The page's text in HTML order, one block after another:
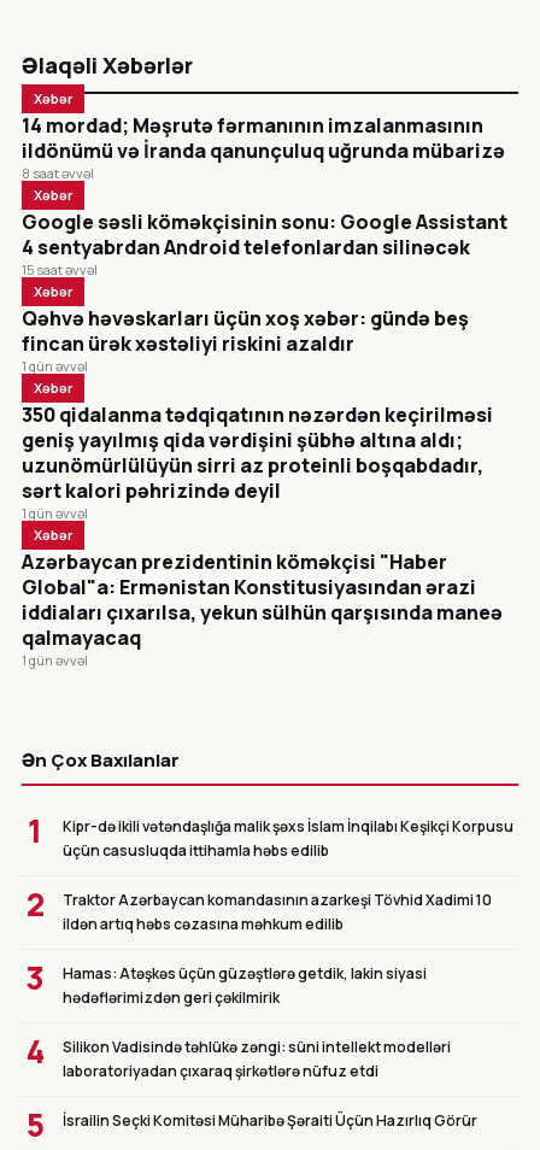
Əlaqəli Xəbərlər
Xəbər
14 mordad; Məşrutə fərmanının imzalanmasının
ildönümü və İranda qanunçuluq uğrunda mübarizə
8 saat əvvəl
Xəbər
Google səsli köməkçisinin sonu: Google Assistant
4 sentyabrdan Android telefonlardan silinəcək
15 saat əvvəl
Xəbər
Qəhvə həvəskarları üçün xoş xəbər: gündə beş
fincan ürək xəstəliyi riskini azaldır
1 gün əvvəl
Xəbər
350 qidalanma tədqiqatının nəzərdən keçirilməsi
geniş yayılmış qida vərdişini şübhə altına aldı;
uzunömürlülüyün sirri az proteinli boşqabdadır,
sərt kalori pəhrizində deyil
1 gün əvvəl
Xəbər
Azərbaycan prezidentinin köməkçisi "Haber
Global"a: Ermənistan Konstitusiyasından ərazi
iddiaları çıxarılsa, yekun sülhün qarşısında maneə
qalmayacaq
1 gün əvvəl
Ən Çox Baxılanlar
1
Kipr-də ikili vətəndaşlığa malik şəxs İslam İnqilabı Keşikçi Korpusu
üçün casusluqda ittihamla həbs edilib
2
Traktor Azərbaycan komandasının azarkeşi Tövhid Xadimi 10
ildən artıq həbs cəzasına məhkum edilib
3
Hamas: Atəşkəs üçün güzəştlərə getdik, lakin siyasi
hədəflərimizdən geri çəkilmirik
4
Silikon Vadisində təhlükə zəngi: süni intellekt modelləri
laboratoriyadan çıxaraq şirkətlərə nüfuz etdi
5 İsrailin Seçki Komitəsi Müharibə Şəraiti Üçün Hazırlıq Görür